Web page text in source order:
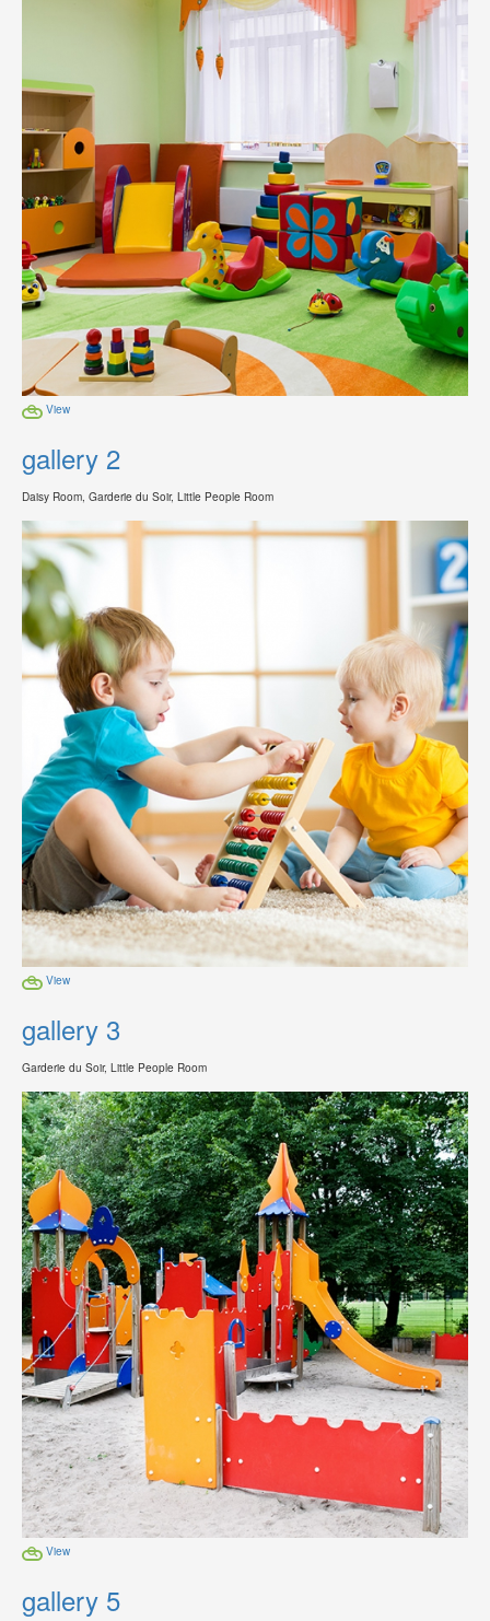
View
gallery 2
Daisy Room, Garderie du Soir, Little People Room
View
gallery 3
Garderie du Soir, Little People Room
View
gallery 5